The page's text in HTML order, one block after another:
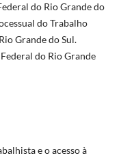
do Rio Grande do
do Trabalho
Grande do Sul.
do Rio Grande
e o acesso à